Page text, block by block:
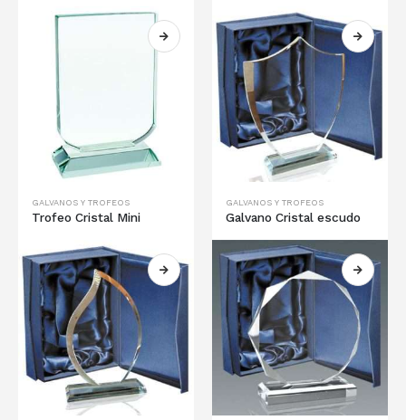
GALVANOS Y TROFEOS
Trofeo Cristal Mini
GALVANOS Y TROFEOS
Galvano Cristal escudo